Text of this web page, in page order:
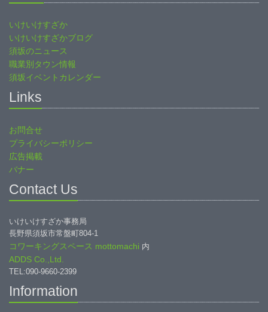
いけいけすざか
いけいけすざかブログ
須坂のニュース
職業別タウン情報
須坂イベントカレンダー
Links
お問合せ
プライバシーポリシー
広告掲載
バナー
Contact Us
いけいけすざか事務局
長野県須坂市常盤町804-1
コワーキングスペース mottomachi 内
ADDS Co.,Ltd.
TEL:090-9660-2399
Information